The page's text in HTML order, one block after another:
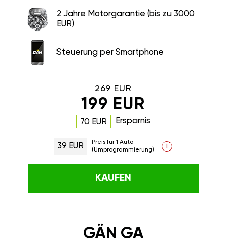
2 Jahre Motorgarantie (bis zu 3000
EUR)
Steuerung per Smartphone
269 EUR
199 EUR
70 EUR Ersparnis
39 EUR
Preis für 1 Auto
(Umprogrammierung)
i
KAUFEN
GÄN GA